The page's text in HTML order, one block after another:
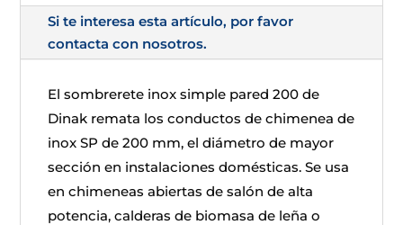
Si te interesa esta artículo, por favor
contacta con nosotros.
El sombrerete inox simple pared 200 de
Dinak remata los conductos de chimenea de
inox SP de 200 mm, el diámetro de mayor
sección en instalaciones domésticas. Se usa
en chimeneas abiertas de salón de alta
potencia, calderas de biomasa de leña o